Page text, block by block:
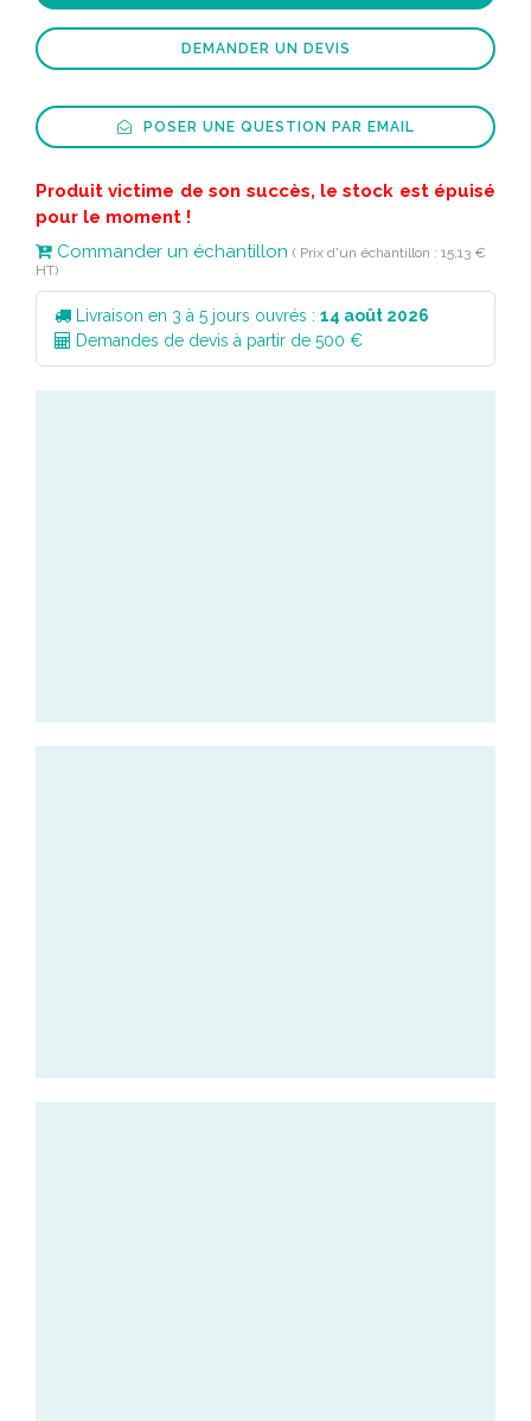
DEMANDER UN DEVIS
POSER UNE QUESTION PAR EMAIL
Produit victime de son succès, le stock est épuisé
pour le moment !
Commander un échantillon ( Prix d'un échantillon : 15,13 €
HT)
Livraison en 3 à 5 jours ouvrés : 14 août 2026
Demandes de devis à partir de 500 €